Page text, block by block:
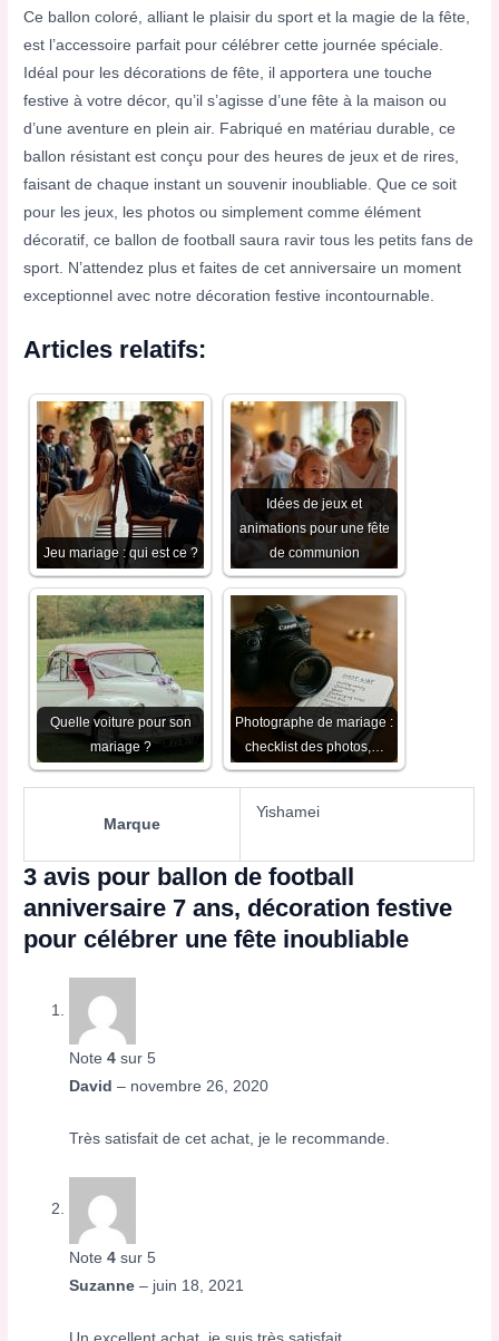
Ce ballon coloré, alliant le plaisir du sport et la magie de la fête,
est l’accessoire parfait pour célébrer cette journée spéciale.
Idéal pour les décorations de fête, il apportera une touche
festive à votre décor, qu’il s’agisse d’une fête à la maison ou
d’une aventure en plein air. Fabriqué en matériau durable, ce
ballon résistant est conçu pour des heures de jeux et de rires,
faisant de chaque instant un souvenir inoubliable. Que ce soit
pour les jeux, les photos ou simplement comme élément
décoratif, ce ballon de football saura ravir tous les petits fans de
sport. N’attendez plus et faites de cet anniversaire un moment
exceptionnel avec notre décoration festive incontournable.
Articles relatifs:
Jeu mariage : qui est ce ?
Idées de jeux et
animations pour une fête
de communion
Quelle voiture pour son
mariage ?
Photographe de mariage :
checklist des photos,…
Marque
Yishamei
3 avis pour ballon de football
anniversaire 7 ans, décoration festive
pour célébrer une fête inoubliable
Note4 sur 5
David– novembre 26, 2020
Très satisfait de cet achat, je le recommande.
Note4 sur 5
Suzanne– juin 18, 2021